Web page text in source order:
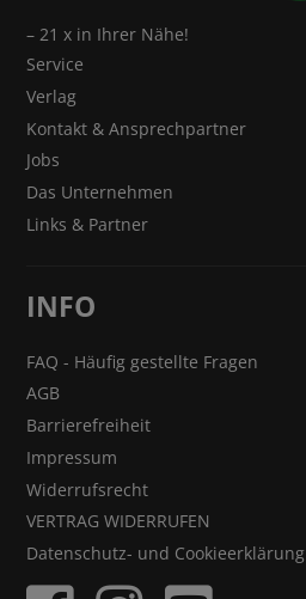
– 21 x in Ihrer Nähe!
Service
Verlag
Kontakt & Ansprechpartner
Jobs
Das Unternehmen
Links & Partner
INFO
FAQ - Häufig gestellte Fragen
AGB
Barrierefreiheit
Impressum
Widerrufsrecht
VERTRAG WIDERRUFEN
Datenschutz- und Cookieerklärung